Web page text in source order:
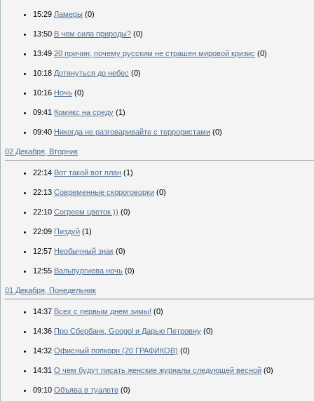
15:29 Ламеры (0)
13:50 В чем сила природы? (0)
13:49 20 причин, почему русским не страшен мировой кризис (0)
10:18 Дотянуться до небес (0)
10:16 Ночь (0)
09:41 Комикс на среду (1)
09:40 Никогда не разговаривайте с террористами (0)
02 Декабря, Вторник
22:14 Вот такой вот план (1)
22:13 Современные скороговорки (0)
22:10 Согреем цветок )) (0)
22:09 Пиздуй (1)
12:57 Необычный знак (0)
12:55 Вальпургиева ночь (0)
01 Декабря, Понедельник
14:37 Всех с первым днем зимы! (0)
14:36 Про Сбербанк, Googol и Дарью Петровну (0)
14:32 Офисный попкорн (20 ГРАФИКОВ) (0)
14:31 О чем будут писать женские журналы следующей весной (0)
09:10 Объява в туалете (0)